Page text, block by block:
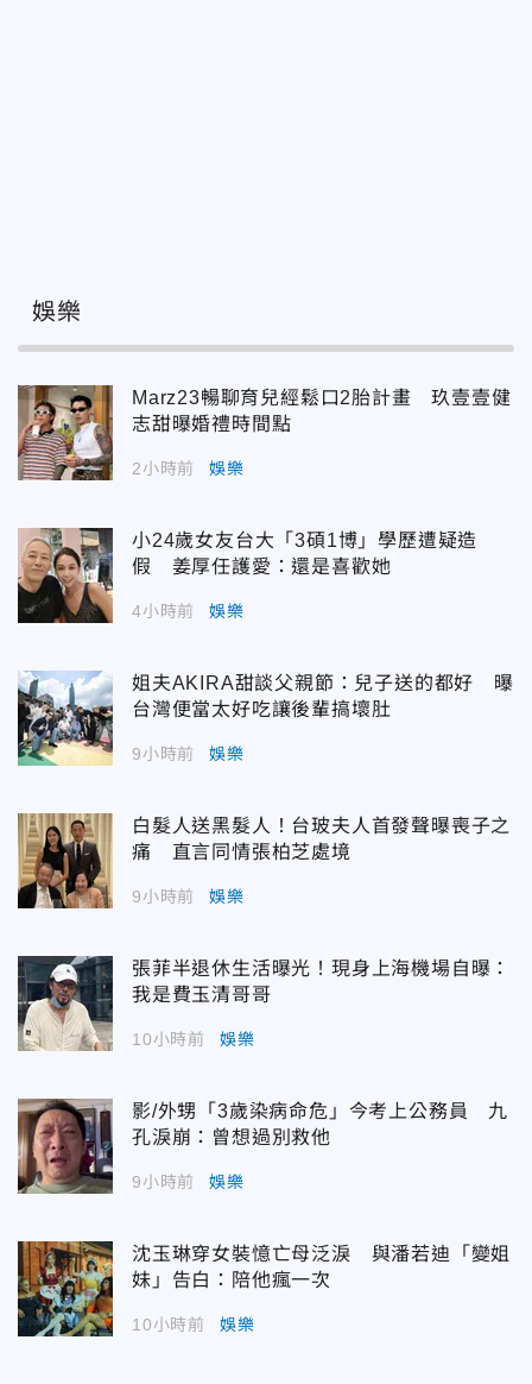
娛樂
Marz23暢聊育兒經鬆口2胎計畫 玖壹壹健
志甜曝婚禮時間點
2小時前 娛樂
小24歲女友台大「3碩1博」學歷遭疑造
假 姜厚任護愛：還是喜歡她
4小時前 娛樂
姐夫AKIRA甜談父親節：兒子送的都好 曝
台灣便當太好吃讓後輩搞壞肚
9小時前 娛樂
白髮人送黑髮人！台玻夫人首發聲曝喪子之
痛 直言同情張柏芝處境
9小時前 娛樂
張菲半退休生活曝光！現身上海機場自曝：
我是費玉清哥哥
10小時前 娛樂
影/外甥「3歲染病命危」今考上公務員 九
孔淚崩：曾想過別救他
9小時前 娛樂
沈玉琳穿女裝憶亡母泛淚 與潘若迪「變姐
妹」告白：陪他瘋一次
10小時前 娛樂